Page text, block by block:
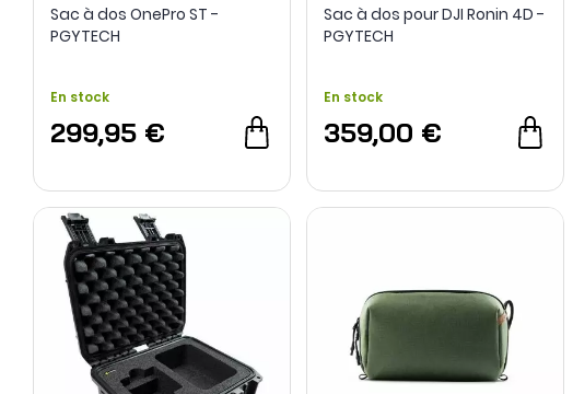
Sac à dos OnePro ST -
PGYTECH
En stock
299,95 €
Sac à dos pour DJI Ronin 4D -
PGYTECH
En stock
359,00 €